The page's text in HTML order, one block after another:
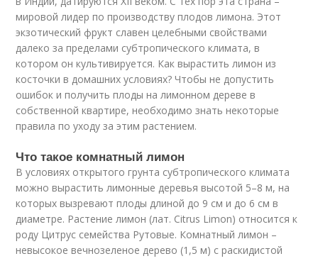
мировой лидер по производству плодов лимона. Этот
экзотический фрукт славен целебными свойствами
далеко за пределами субтропического климата, в
котором он культивируется. Как вырастить лимон из
косточки в домашних условиях? Чтобы не допустить
ошибок и получить плоды на лимонном дереве в
собственной квартире, необходимо знать некоторые
правила по уходу за этим растением.
Что такое комнатный лимон
В условиях открытого грунта субтропического климата
можно вырастить лимонные деревья высотой 5–8 м, на
которых вызревают плоды длиной до 9 см и до 6 см в
диаметре. Растение лимон (лат. Citrus Limon) относится к
роду Цитрус семейства Рутовые. Комнатный лимон –
невысокое вечнозеленое дерево (1,5 м) с раскидистой